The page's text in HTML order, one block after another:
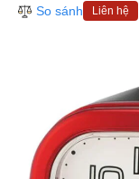
So sánh
Liên hệ